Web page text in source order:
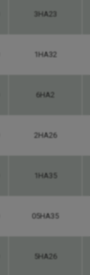
3HA23
1HA32
6HA2
2HA26
1HA35
05HA35
5HA26